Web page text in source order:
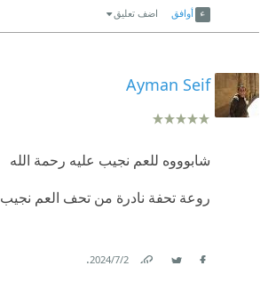
أوافق اضف تعليق
Ayman Seif
شابوووه للعم نجيب عليه رحمة الله
روعة تحفة نادرة من تحف العم نجيب
2‏/7‏/2024
.